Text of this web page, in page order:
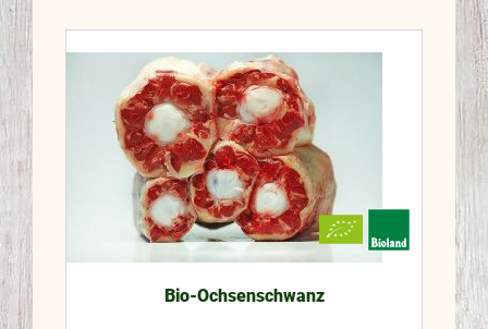
Jetzt kaufen
Bio-Ochsenschwanz